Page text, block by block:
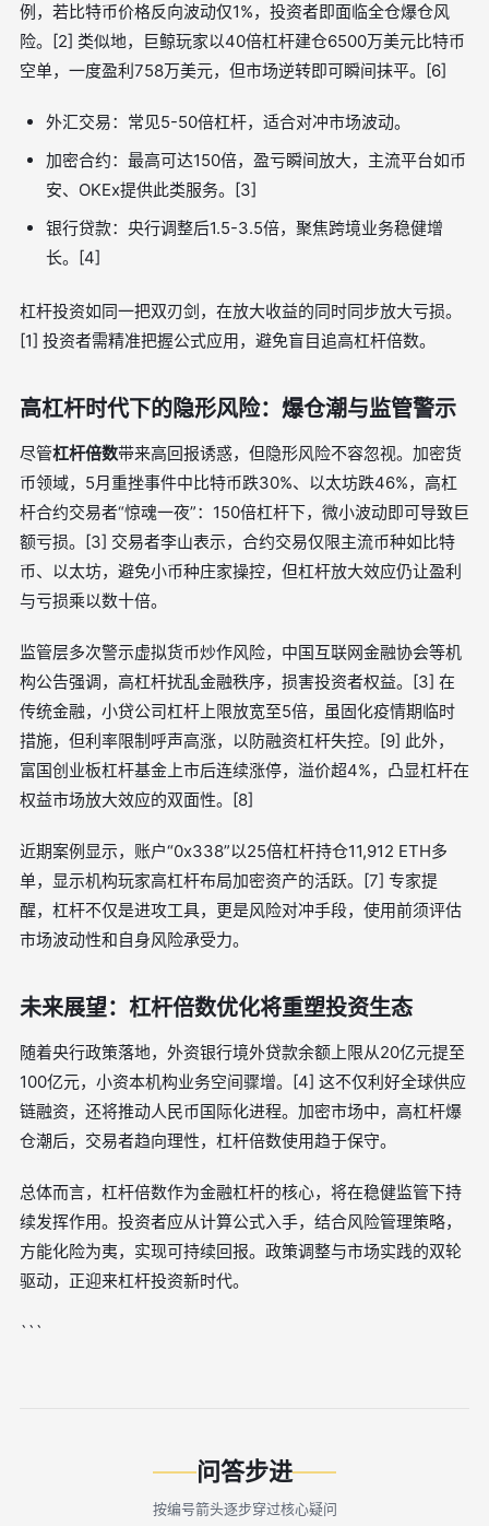
例，若比特币价格反向波动仅1%，投资者即面临全仓爆仓风
险。[2] 类似地，巨鲸玩家以40倍杠杆建仓6500万美元比特币
空单，一度盈利758万美元，但市场逆转即可瞬间抹平。[6]
外汇交易：常见5-50倍杠杆，适合对冲市场波动。
加密合约：最高可达150倍，盈亏瞬间放大，主流平台如币
安、OKEx提供此类服务。[3]
银行贷款：央行调整后1.5-3.5倍，聚焦跨境业务稳健增
长。[4]
杠杆投资如同一把双刃剑，在放大收益的同时同步放大亏损。
[1] 投资者需精准把握公式应用，避免盲目追高杠杆倍数。
高杠杆时代下的隐形风险：爆仓潮与监管警示
尽管杠杆倍数带来高回报诱惑，但隐形风险不容忽视。加密货
币领域，5月重挫事件中比特币跌30%、以太坊跌46%，高杠
杆合约交易者“惊魂一夜”：150倍杠杆下，微小波动即可导致巨
额亏损。[3] 交易者李山表示，合约交易仅限主流币种如比特
币、以太坊，避免小币种庄家操控，但杠杆放大效应仍让盈利
与亏损乘以数十倍。
监管层多次警示虚拟货币炒作风险，中国互联网金融协会等机
构公告强调，高杠杆扰乱金融秩序，损害投资者权益。[3] 在
传统金融，小贷公司杠杆上限放宽至5倍，虽固化疫情期临时
措施，但利率限制呼声高涨，以防融资杠杆失控。[9] 此外，
富国创业板杠杆基金上市后连续涨停，溢价超4%，凸显杠杆在
权益市场放大效应的双面性。[8]
近期案例显示，账户“0x338”以25倍杠杆持仓11,912 ETH多
单，显示机构玩家高杠杆布局加密资产的活跃。[7] 专家提
醒，杠杆不仅是进攻工具，更是风险对冲手段，使用前须评估
市场波动性和自身风险承受力。
未来展望：杠杆倍数优化将重塑投资生态
随着央行政策落地，外资银行境外贷款余额上限从20亿元提至
100亿元，小资本机构业务空间骤增。[4] 这不仅利好全球供应
链融资，还将推动人民币国际化进程。加密市场中，高杠杆爆
仓潮后，交易者趋向理性，杠杆倍数使用趋于保守。
总体而言，杠杆倍数作为金融杠杆的核心，将在稳健监管下持
续发挥作用。投资者应从计算公式入手，结合风险管理策略，
方能化险为夷，实现可持续回报。政策调整与市场实践的双轮
驱动，正迎来杠杆投资新时代。
```
问答步进
按编号箭头逐步穿过核心疑问